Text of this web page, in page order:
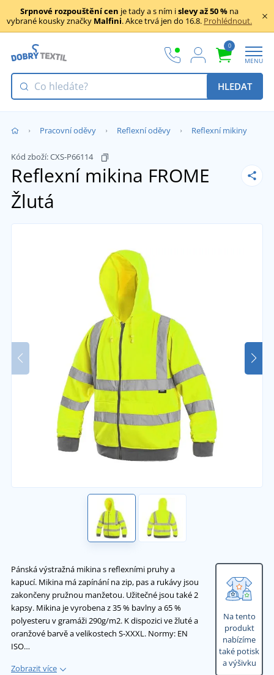
Srpnové rozpouštění cen je tady a s ním islevy až 50 % na
vybrané kousky značky Malfini. Akce trvá jen do 16.8. Prohlédnout.
0
MENU
HLEDAT
Pracovní oděvy Reflexní oděvy Reflexní mikiny
Kód zboží:CXS-P66114
Reflexní mikina FROME
Žlutá
Pánská výstražná mikina s reflexními pruhy a
kapucí. Mikina má zapínání na zip, pas a rukávy jsou
zakončeny pružnou manžetou. Užitečné jsou také 2
kapsy. Mikina je vyrobena z 35 % bavlny a 65 %
polyesteru v gramáži 290g/m2. K dispozici ve žluté a
oranžové barvě a velikostech S-XXXL. Normy: EN
ISO…
Zobrazit více
Na tento
produkt
nabízíme
také potisk
a výšivku